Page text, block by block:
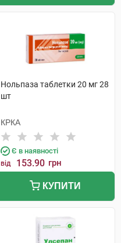
Нольпаза таблетки 20 мг 28
шт
КРКА
Є в наявності
від 153.90 грн
КУПИТИ